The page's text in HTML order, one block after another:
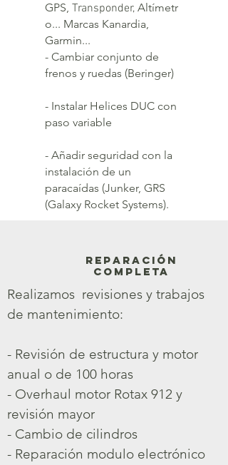
GPS, Transponder, Altímetr
o... Marcas Kanardia,
Garmin...
- Cambiar conjunto de
frenos y ruedas (Beringer)
- Instalar Helices DUC con
paso variable
- Añadir seguridad con la
instalación de un
paracaídas (Junker, GRS
(Galaxy Rocket Systems).
REPARACIÓN
completa
Realizamos revisiones y trabajos
de mantenimiento:
- Revisión de estructura y motor
anual o de 100 horas
- Overhaul motor Rotax 912 y
revisión mayor
- Cambio de cilindros
- Reparación modulo electrónico